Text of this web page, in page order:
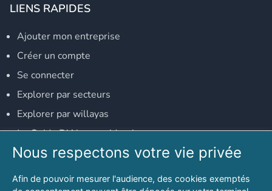
LIENS RAPIDES
Ajouter mon entreprise
Créer un compte
Se connecter
Explorer par secteurs
Explorer par willayas
Le Guide D'Alger, guide-alger.com
NOS RÉSEAUX SOCIAUX
Notre page Facebook
Nous respectons votre vie privée
Afin de pouvoir mesurer l'audience, des cookies exemptés